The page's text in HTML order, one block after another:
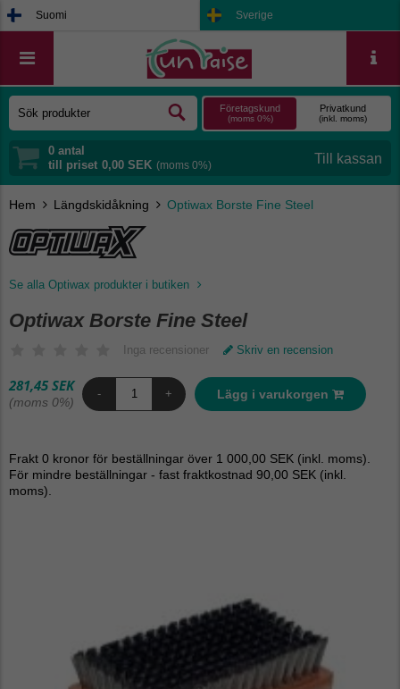
Suomi Sverige
Företagskund
(moms 0%)
Privatkund
(inkl. moms)
0 antal
till priset 0,00 SEK (moms 0%)
Hem Längdskidåkning Optiwax Borste Fine Steel
Optiwax Borste Fine Steel
Inga recensioner Skriv en recension
Se alla Optiwax produkter i butiken
281,45 SEK
(moms 0%)
- + Lägg i varukorgen
Frakt 0 kronor för beställningar över 1 000,00 SEK (inkl. moms).
För mindre beställningar - fast fraktkostnad 90,00 SEK (inkl.
moms).